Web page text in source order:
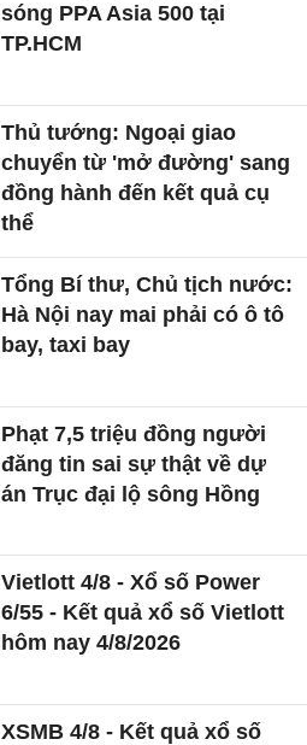
sóng PPA Asia 500 tại
TP.HCM
Thủ tướng: Ngoại giao
chuyển từ 'mở đường' sang
đồng hành đến kết quả cụ
thể
Tổng Bí thư, Chủ tịch nước:
Hà Nội nay mai phải có ô tô
bay, taxi bay
Phạt 7,5 triệu đồng người
đăng tin sai sự thật về dự
án Trục đại lộ sông Hồng
Vietlott 4/8 - Xổ số Power
6/55 - Kết quả xổ số Vietlott
hôm nay 4/8/2026
XSMB 4/8 - Kết quả xổ số